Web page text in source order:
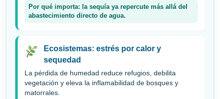
Por qué importa: la sequía ya repercute más allá del
abastecimiento directo de agua.
Ecosistemas: estrés por calor y
sequedad
La pérdida de humedad reduce refugios, debilita
vegetación y eleva la inflamabilidad de bosques y
matorrales.